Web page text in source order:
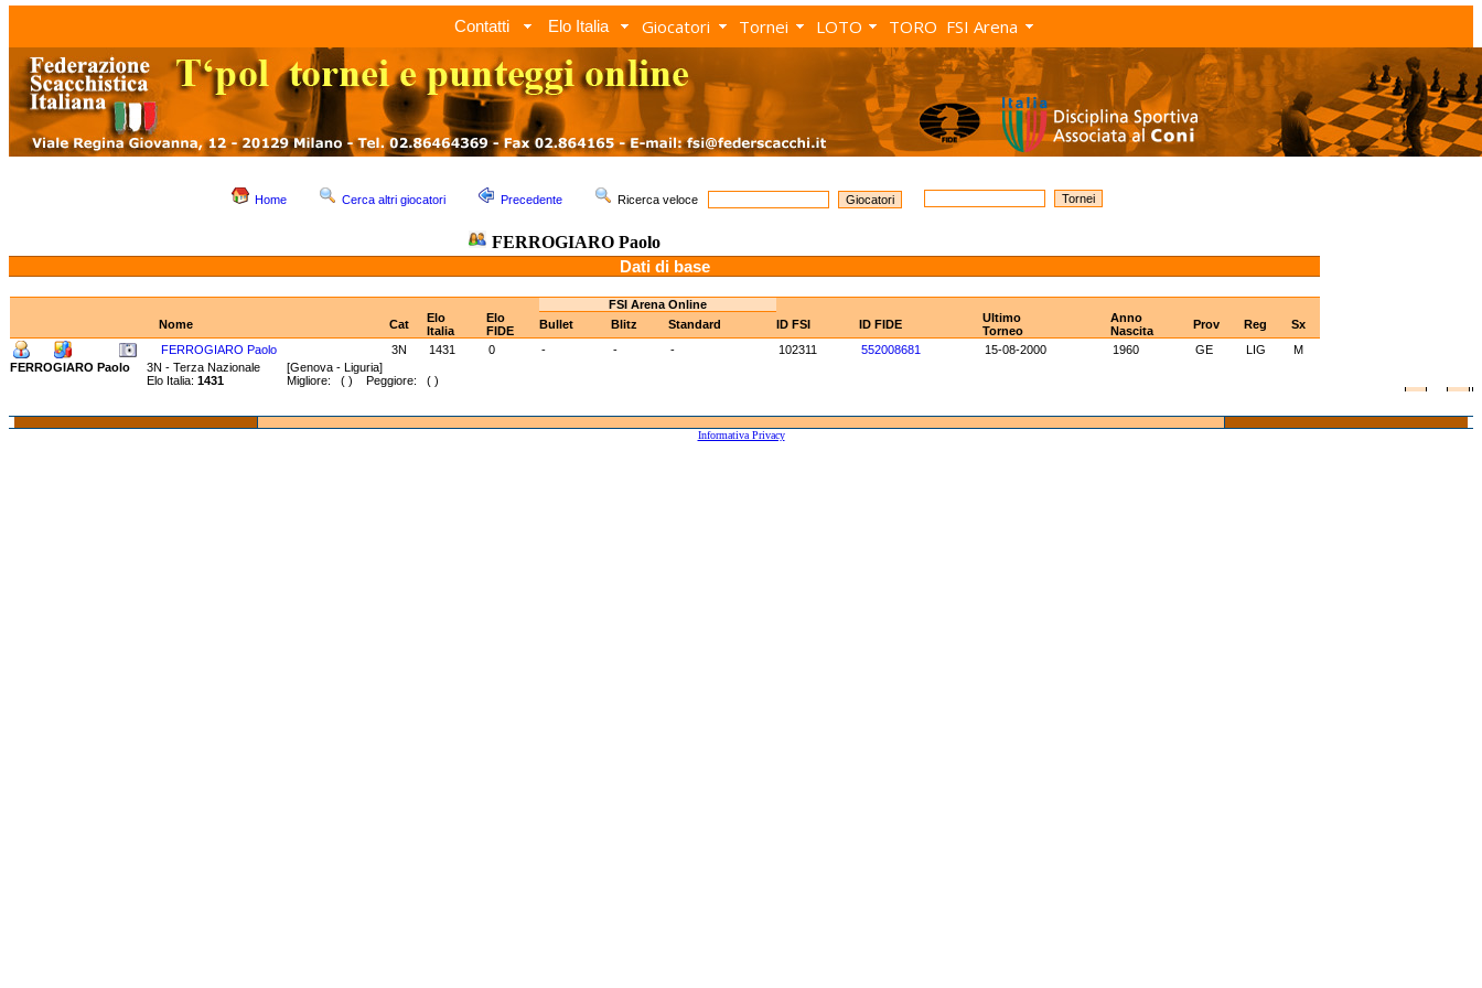
Contatti Elo Italia Giocatori Tornei LOTO TORO FSI Arena
Home Cerca altri giocatori Precedente Ricerca veloce
FERROGIARO Paolo
Dati di base
FSI Arena Online
Nome
Cat
Elo
Italia
Elo
FIDE
Bullet Blitz Standard ID FSI ID FIDE
Ultimo
Torneo
Anno
Nascita
Prov Reg
Sx
FERROGIARO Paolo
3N 1431 0 - - - 102311 552008681 15-08-2000 1960 GE LIG
M
FERROGIARO Paolo
3N - Terza Nazionale [Genova - Liguria]
Elo Italia: 1431 Migliore: ( ) Peggiore: ( )
Informativa Privacy